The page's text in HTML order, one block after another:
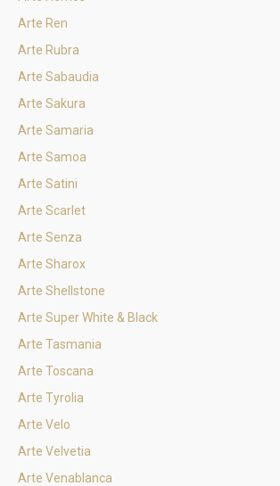
Arte Ren
Arte Rubra
Arte Sabaudia
Arte Sakura
Arte Samaria
Arte Samoa
Arte Satini
Arte Scarlet
Arte Senza
Arte Sharox
Arte Shellstone
Arte Super White & Black
Arte Tasmania
Arte Toscana
Arte Tyrolia
Arte Velo
Arte Velvetia
Arte Venablanca